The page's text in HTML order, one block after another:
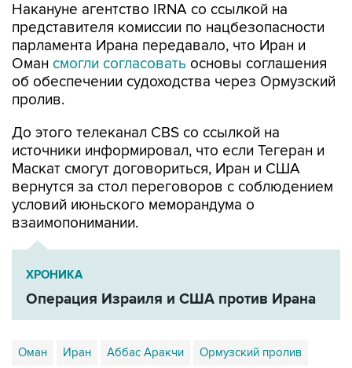
Накануне агентство IRNA со ссылкой на
представителя комиссии по нацбезопасности
парламента Ирана передавало, что Иран и
Оман смогли согласовать основы соглашения
об обеспечении судоходства через Ормузский
пролив.
До этого телеканал CBS со ссылкой на
источники информировал, что если Тегеран и
Маскат смогут договориться, Иран и США
вернутся за стол переговоров с соблюдением
условий июньского меморандума о
взаимопонимании.
ХРОНИКА
Операция Израиля и США против Ирана
Оман Иран Аббас Аракчи Ормузский пролив